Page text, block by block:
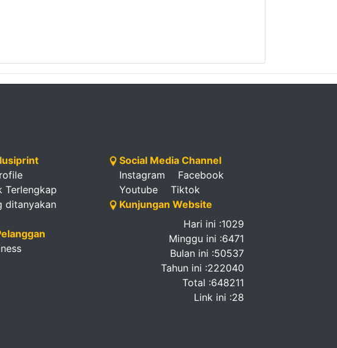
Terlengkap
ditanyakan
Social Media Channel
Instagram
Facebook
Youtube
Tiktok
Kunjungan Website
Hari ini :1029
Minggu ini :6471
Bulan ini :50537
Tahun ini :222040
Total :648211
Link ini :28